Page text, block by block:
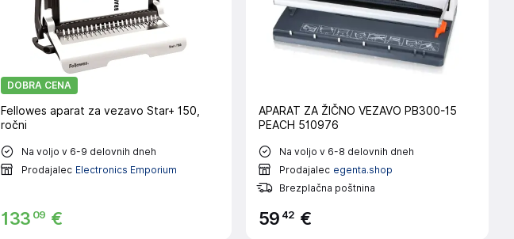
DOBRA CENA
Fellowes aparat za vezavo Star+ 150,
ročni
Na voljo v 6-9 delovnih dneh
Prodajalec Electronics Emporium
133 09 €
APARAT ZA ŽIČNO VEZAVO PB300-15
PEACH 510976
Na voljo v 6-8 delovnih dneh
Prodajalec egenta.shop
Brezplačna poštnina
59 42 €